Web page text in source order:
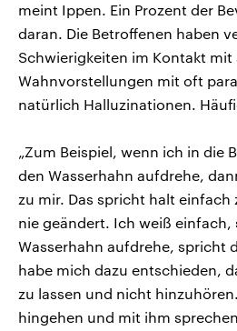
meint Ippen. Ein Prozent der
daran. Die Betroffenen haben
Schwierigkeiten im Kontakt mit
Wahnvorstellungen mit oft
natürlich Halluzinationen.
„Zum Beispiel, wenn ich in die
den Wasserhahn aufdrehe,
zu mir. Das spricht halt einfach
nie geändert. Ich weiß einfach,
Wasserhahn aufdrehe, spricht
habe mich dazu entschieden,
zu lassen und nicht
hingehen und mit ihm